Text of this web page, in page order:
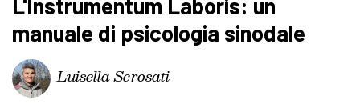
L'Instrumentum Laboris: un
manuale di psicologia sinodale
Luisella Scrosati